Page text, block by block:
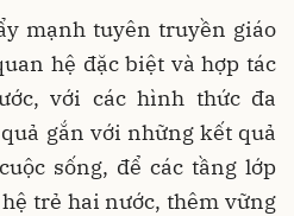
mạnh tuyên truyền giáo
hệ đặc biệt và hợp tác
với các hình thức đa
gắn với những kết quả
sống, để các tầng lớp
trẻ hai nước, thêm vững